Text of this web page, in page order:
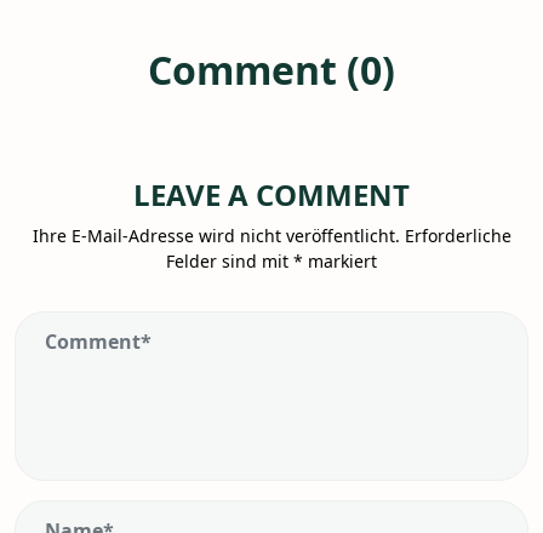
Comment (0)
LEAVE A COMMENT
Ihre E-Mail-Adresse wird nicht veröffentlicht. Erforderliche
Felder sind mit * markiert